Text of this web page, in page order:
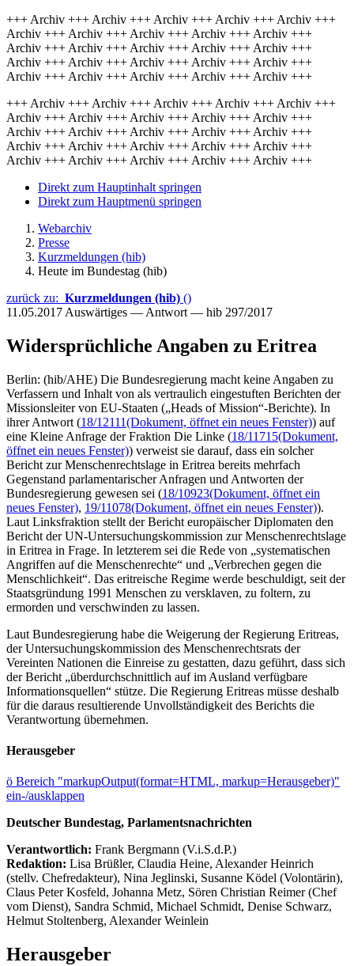
+++ Archiv +++ Archiv +++ Archiv +++ Archiv +++ Archiv +++
Archiv +++ Archiv +++ Archiv +++ Archiv +++ Archiv +++
Archiv +++ Archiv +++ Archiv +++ Archiv +++ Archiv +++
Archiv +++ Archiv +++ Archiv +++ Archiv +++ Archiv +++
Archiv +++ Archiv +++ Archiv +++ Archiv +++ Archiv +++
+++ Archiv +++ Archiv +++ Archiv +++ Archiv +++ Archiv +++
Archiv +++ Archiv +++ Archiv +++ Archiv +++ Archiv +++
Archiv +++ Archiv +++ Archiv +++ Archiv +++ Archiv +++
Archiv +++ Archiv +++ Archiv +++ Archiv +++ Archiv +++
Archiv +++ Archiv +++ Archiv +++ Archiv +++ Archiv +++
Direkt zum Hauptinhalt springen
Direkt zum Hauptmenü springen
Webarchiv
Presse
Kurzmeldungen (hib)
Heute im Bundestag (hib)
zurück zu: Kurzmeldungen (hib) ()
11.05.2017 Auswärtiges — Antwort — hib 297/2017
Widersprüchliche Angaben zu Eritrea
Berlin: (hib/AHE) Die Bundesregierung macht keine Angaben zu
Verfassern und Inhalt von als vertraulich eingestuften Berichten der
Missionsleiter von EU-Staaten („Heads of Mission“-Berichte). In
ihrer Antwort (18/12111(Dokument, öffnet ein neues Fenster)) auf
eine Kleine Anfrage der Fraktion Die Linke (18/11715(Dokument,
öffnet ein neues Fenster)) verweist sie darauf, dass ein solcher
Bericht zur Menschenrechtslage in Eritrea bereits mehrfach
Gegenstand parlamentarischer Anfragen und Antworten der
Bundesregierung gewesen sei (18/10923(Dokument, öffnet ein
neues Fenster), 19/11078(Dokument, öffnet ein neues Fenster)).
Laut Linksfraktion stellt der Bericht europäischer Diplomaten den
Bericht der UN-Untersuchungskommission zur Menschenrechtslage
in Eritrea in Frage. In letzterem sei die Rede von „systematischen
Angriffen auf die Menschenrechte“ und „Verbrechen gegen die
Menschlichkeit“. Das eritreische Regime werde beschuldigt, seit der
Staatsgründung 1991 Menschen zu versklaven, zu foltern, zu
ermorden und verschwinden zu lassen.
Laut Bundesregierung habe die Weigerung der Regierung Eritreas,
der Untersuchungskommission des Menschenrechtsrats der
Vereinten Nationen die Einreise zu gestatten, dazu geführt, dass sich
der Bericht „überdurchschnittlich auf im Ausland verfügbare
Informationsquellen“ stütze. Die Regierung Eritreas müsse deshalb
für die daraus resultierende Unvollständigkeit des Berichts die
Verantwortung übernehmen.
Herausgeber
ö Bereich "markupOutput(format=HTML, markup=Herausgeber)"
ein-/ausklappen
Deutscher Bundestag, Parlamentsnachrichten
Verantwortlich: Frank Bergmann (V.i.S.d.P.)
Redaktion: Lisa Brüßler, Claudia Heine, Alexander Heinrich
(stellv. Chefredakteur), Nina Jeglinski, Susanne Ködel (Volontärin),
Claus Peter Kosfeld, Johanna Metz, Sören Christian Reimer (Chef
vom Dienst), Sandra Schmid, Michael Schmidt, Denise Schwarz,
Helmut Stoltenberg, Alexander Weinlein
Herausgeber